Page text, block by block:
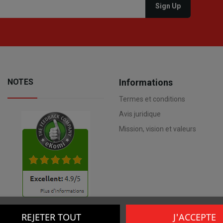
NOTES Informations
Termes et conditions
Avis juridique
Mission, vision et valeurs
REJETER TOUT J'ACCEPTE